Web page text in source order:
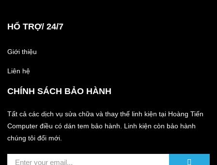
HỔ TRỢ/ 24/7
Giới thiệu
Liên hệ
CHÍNH SÁCH BẢO HÀNH
Tất cả các dịch vụ sửa chữa và thay thế linh kiện tại Hoàng Tiến
Computer điều có dán tem bảo hành. Linh kiện còn bảo hành
chúng tôi đổi mới.